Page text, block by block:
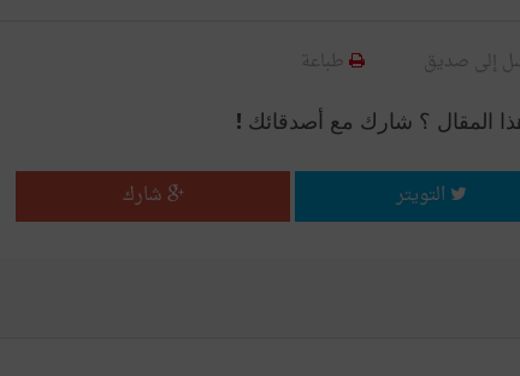
إلى صديق طباعة
المقال ؟ شارك مع أصدقائك !
التويتر شارك